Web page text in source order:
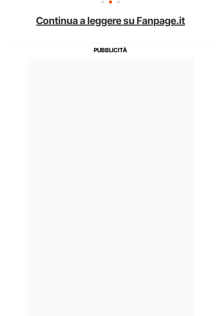
Continua a leggere su Fanpage.it